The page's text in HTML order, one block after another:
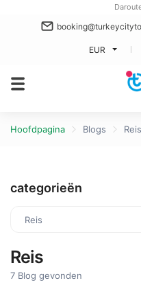
EUR
Hoofdpagina Blogs Reis
categorieën
Reis
Reis
7 Blog gevonden